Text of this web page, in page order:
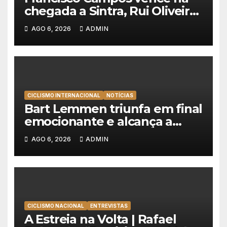
chegada a Sintra, Rui Oliveira
veste de amarelo na Volta a
Portugal
AGO 6, 2026 ADMIN
CICLISMO INTERNACIONAL NOTÍCIAS
Bart Lemmen triunfa em final
emocionante e alcança a
primeira vitória da carreira na
Volta à Polónia
AGO 6, 2026 ADMIN
CICLISMO NACIONAL ENTREVISTAS
A Estreia na Volta | Rafael